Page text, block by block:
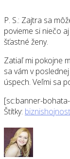
P. S.: Zajtra sa
povieme si niečo
šťastné ženy.
Zatiaľ mi pokojne
sa vám v
úspech. Veľmi sa
[sc:banner-
Štítky: biznishojnosť